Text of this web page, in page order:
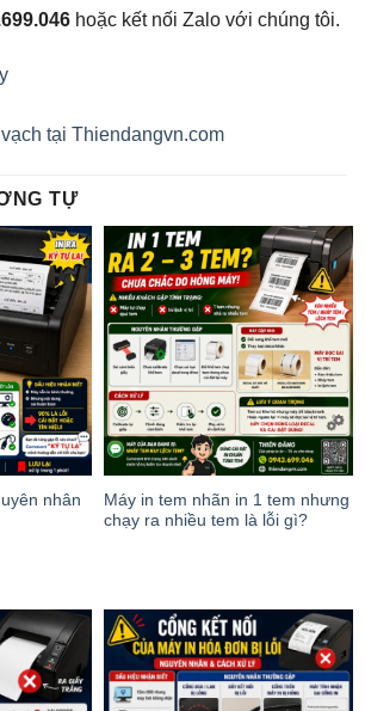
hoặc kết nối Zalo với chúng tôi.
vạch tại Thiendangvn.com
TỰ
nhân
Máy in tem nhãn in 1 tem nhưng
chạy ra nhiều tem là lỗi gì?